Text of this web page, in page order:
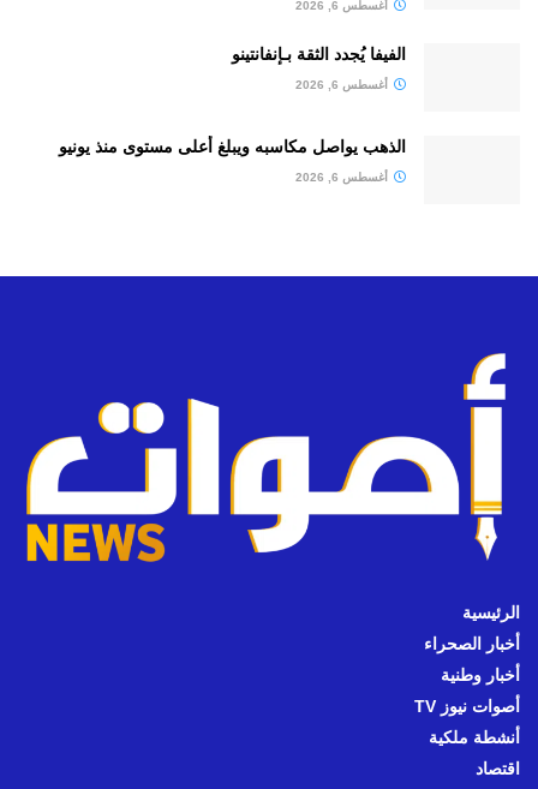
أغسطس 6, 2026
الفيفا يُجدد الثقة بـإنفانتينو
أغسطس 6, 2026
الذهب يواصل مكاسبه ويبلغ أعلى مستوى منذ يونيو
أغسطس 6, 2026
الرئيسية
أخبار الصحراء
أخبار وطنية
أصوات نيوز TV
أنشطة ملكية
اقتصاد